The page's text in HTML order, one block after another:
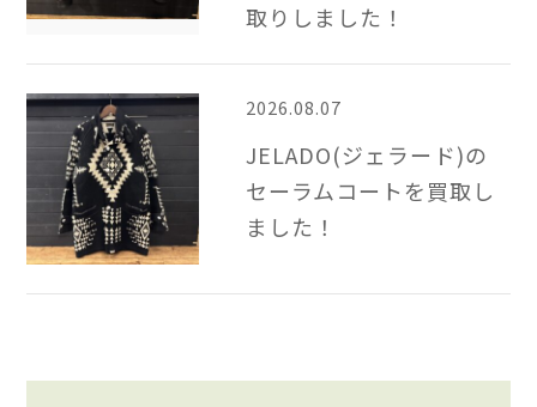
取りしました！
2026.08.07
JELADO(ジェラード)の
セーラムコートを買取し
ました！